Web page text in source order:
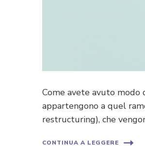
Come avete avuto modo
appartengono a quel
restructuring), che
CONTINUA A LEGGERE